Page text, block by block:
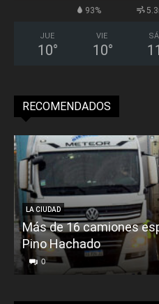
93%
JUE
10°
VIE
10° 11
RECOMENDADOS
LA CIUDAD
Más de 16 camiones
Pino Hachado
0